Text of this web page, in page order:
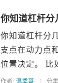
你知道杠杆分
你知道杠杆分
支点在动力点
位置决定。 比
作者: 温柔哥 分